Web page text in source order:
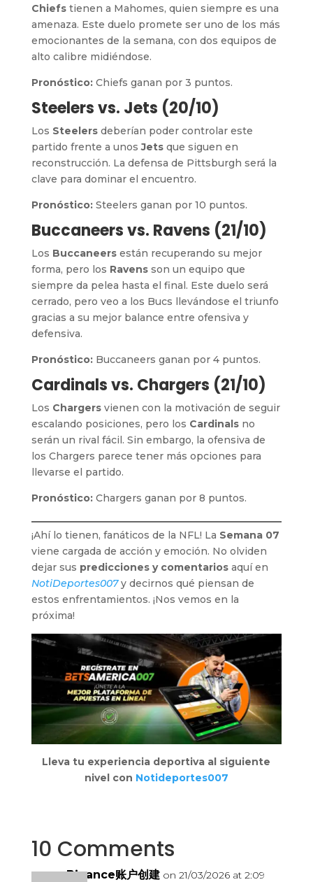
Chiefstienen a Mahomes, quien siempre es una
amenaza. Este duelo promete ser uno de los más
emocionantes de la semana, con dos equipos de
alto calibre midiéndose.
Pronóstico:Chiefs ganan por 3 puntos.
Steelers vs. Jets (20/10)
Los Steelersdeberían poder controlar este
partido frente a unosJetsque siguen en
reconstrucción. La defensa de Pittsburgh será la
clave para dominar el encuentro.
Pronóstico:Steelers ganan por 10 puntos.
Buccaneers vs. Ravens (21/10)
Los Buccaneersestán recuperando su mejor
forma, pero los Ravensson un equipo que
siempre da pelea hasta el final. Este duelo será
cerrado, pero veo a los Bucs llevándose el triunfo
gracias a su mejor balance entre ofensiva y
defensiva.
Pronóstico:Buccaneers ganan por 4 puntos.
Cardinals vs. Chargers (21/10)
Los Chargersvienen con la motivación de seguir
escalando posiciones, pero los Cardinalsno
serán un rival fácil. Sin embargo, la ofensiva de
los Chargers parece tener más opciones para
llevarse el partido.
Pronóstico:Chargers ganan por 8 puntos.
¡Ahí lo tienen, fanáticos de la NFL! La Semana 07
viene cargada de acción y emoción. No olviden
dejar sus predicciones y comentariosaquí en
NotiDeportes007 y decirnos qué piensan de
estos enfrentamientos. ¡Nos vemos en la
próxima!
Lleva tu experiencia deportiva al siguiente
nivel con Notideportes007
10 Comments
Binance账户创建 on 21/03/2026 at 2:09